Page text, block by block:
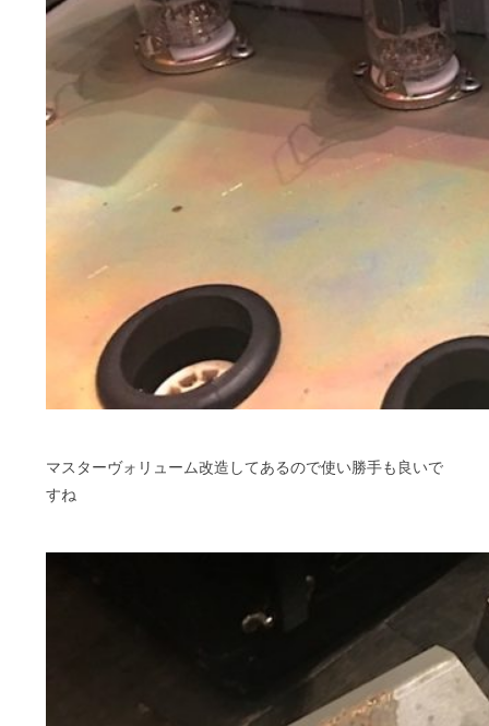
マスターヴォリューム改造してあるので使い勝手も良いで
すね